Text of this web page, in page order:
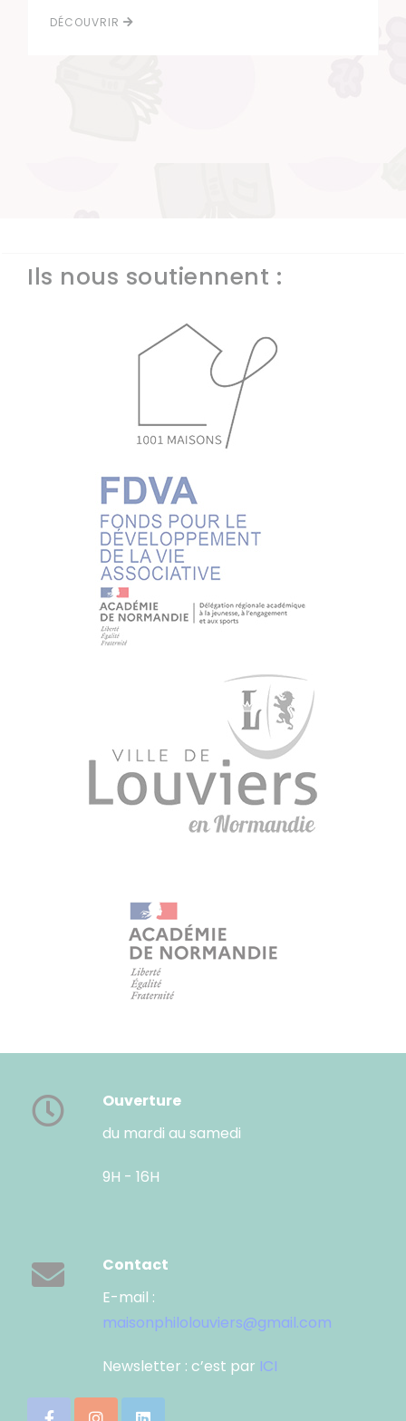
DÉCOUVRIR
Ils nous soutiennent :
Ouverture
du mardi au samedi
9H - 16H
Contact
E-mail :
maisonphilolouviers@gmail.com
Newsletter : c’est par ICI